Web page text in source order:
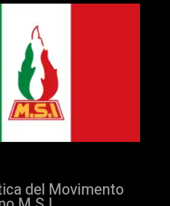
del Movimento